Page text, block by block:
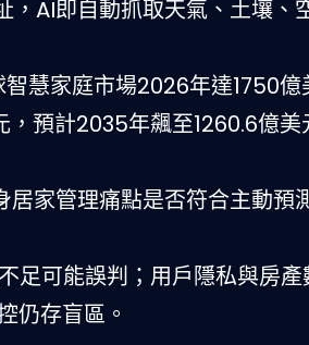
AI即自動抓取天氣、土壤、
慧家庭市場2026年達1750億
預計2035年飆至1260.6億美
家管理痛點是否符合主動預
足可能誤判；用戶隱私與房產
仍存盲區。